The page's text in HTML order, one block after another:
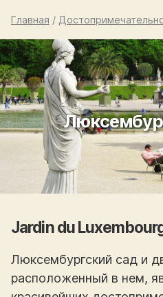
Главная /
Jardin du
Люксембургский сад и
расположенный в нем,